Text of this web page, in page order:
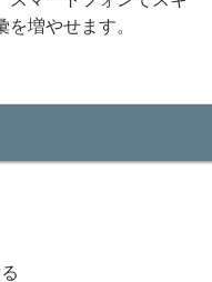
増やせます。